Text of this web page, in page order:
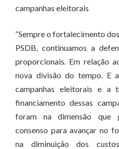
campanhas eleitorais
“Sempre o fortalecimento
PSDB, continuamos a
proporcionais. Em relação
nova divisão do tempo. E
campanhas eleitorais e a
financiamento dessas
foram na dimensão que
consenso para avançar no
na diminuição dos